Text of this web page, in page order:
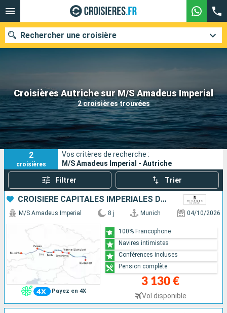
Croisières Autriche sur M/S Amadeus Imperial
2 croisières trouvées
Rechercher une croisière
Nos destinations
Mois de départ
Ports Compagnies
Rechercher
2
croisières
Vos critères de recherche :
M/S Amadeus Imperial - Autriche
Filtrer Trier
CROISIÈRE CAPITALES IMPÉRIALES DU DANUBE DE BUDAPEST À MUNICH
Payez en 4X
M/S Amadeus Imperial 8 j Munich 04/10/2026
3 130 €
Vol disponible
100% Francophone
Navires intimistes
Conférences incluses
Pension complète